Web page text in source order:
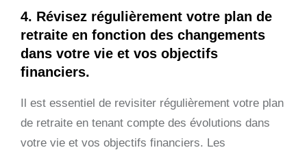
4. Révisez régulièrement votre plan de
retraite en fonction des changements
dans votre vie et vos objectifs
financiers.
Il est essentiel de revisiter régulièrement votre plan
de retraite en tenant compte des évolutions dans
votre vie et vos objectifs financiers. Les